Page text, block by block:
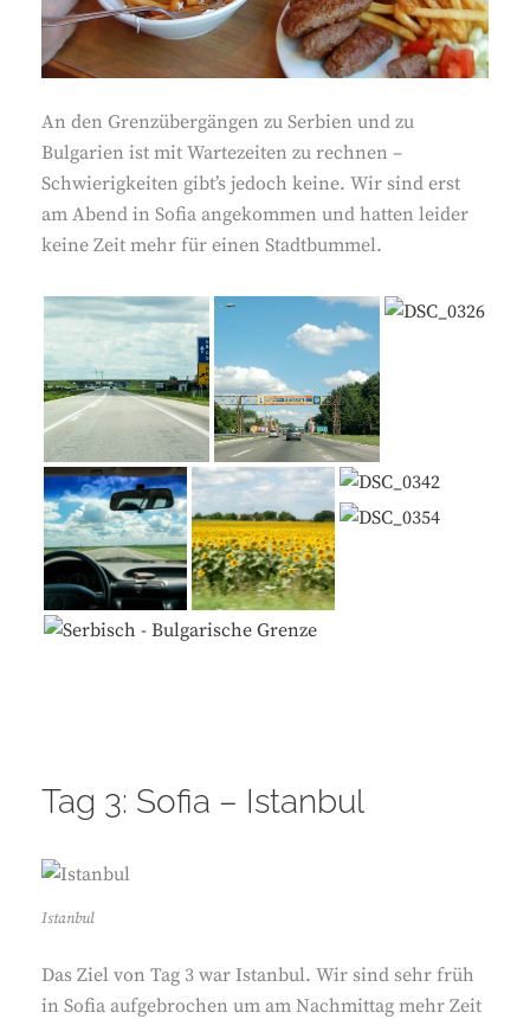
An den Grenzübergängen zu Serbien und zu
Bulgarien ist mit Wartezeiten zu rechnen –
Schwierigkeiten gibt’s jedoch keine. Wir sind erst
am Abend in Sofia angekommen und hatten leider
keine Zeit mehr für einen Stadtbummel.
Tag 3: Sofia – Istanbul
Istanbul
Das Ziel von Tag 3 war Istanbul. Wir sind sehr früh
in Sofia aufgebrochen um am Nachmittag mehr Zeit